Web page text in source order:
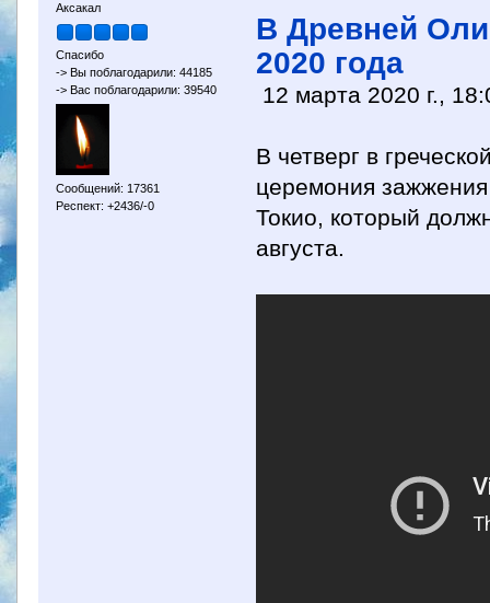
Аксакал
Спасибо
-> Вы поблагодарили: 44185
-> Вас поблагодарили: 39540
Сообщений: 17361
Респект: +2436/-0
В Древней
2020 года
12 марта 2020 г.,
В четверг в
церемония
Токио, который
августа.